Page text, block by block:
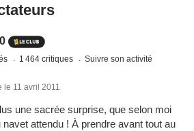
1 464 critiques Suivre son activité
le 11 avril 2011
une sacrée surprise, que selon moi
attendu ! À prendre avant tout au